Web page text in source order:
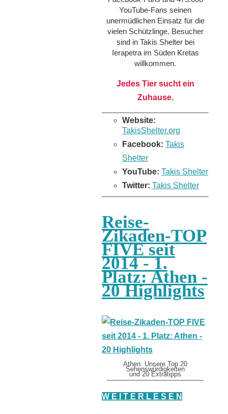
YouTube-Fans seinen
unermüdlichen Einsatz für die
vielen Schützlinge. Besucher
sind in Takis Shelter bei
Ierapetra im Süden Kretas
willkommen.
Jedes Tier sucht ein
Zuhause.
Website:
TakisShelter.org
Facebook: Takis
Shelter
YouTube: Takis Shelter
Twitter: Takis Shelter
Reise-
Zikaden-TOP
FIVE seit
2014 - 1.
Platz: Athen -
20 Highlights
Athen: Unsere Top 20
Sehenswürdigkeiten
und 20 Extratipps
W E I T E R L E S E N